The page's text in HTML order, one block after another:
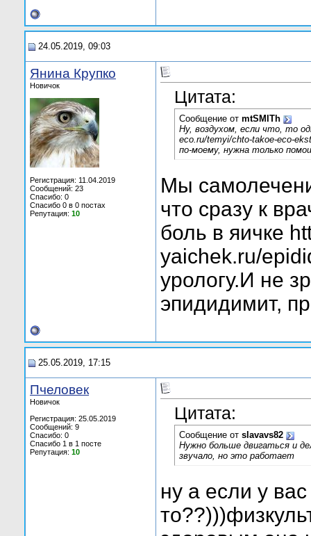
24.05.2019, 09:03
Янина Крупко
Новичок
Регистрация: 11.04.2019
Сообщений: 23
Спасибо: 0
Спасибо 0 в 0 постах
Репутация: 10
Цитата:
Сообщение от mtSMITh
Ну, воздухом, если что, то
eco.ru/temyi/chto-takoe-eco-
по-моему, нужна только
Мы
что сразу к
боль в яичке
yaichek.ru/
урологу.И не
эпидидимит,
25.05.2019, 17:15
Пчеловек
Новичок
Регистрация: 25.05.2019
Сообщений: 9
Спасибо: 0
Спасибо 1 в 1 посте
Репутация: 10
Цитата:
Сообщение от slavavs82
Нужно больше двигаться и
звучало, но это работает
ну а если у